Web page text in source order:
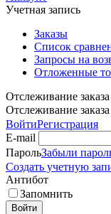
Учетная запись
Заказы
Список
Запросы на
Отложенные
Отслеживание заказа
Отслеживание заказа
ВойтиРегистрация
E-mail
ПарольЗабыли
Создать учетную
Антибот
Запомнить
Войти